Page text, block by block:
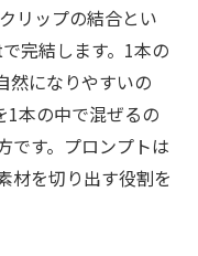
リップの結合とい
完結します。1本の
然になりやすいの
1本の中で混ぜるの
です。プロンプトは
材を切り出す役割を